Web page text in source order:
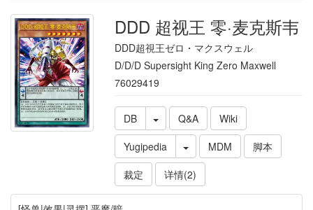
DDD 超视王 零·麦克斯韦
DDD超視王ゼロ・マクスウェル
D/D/D Supersight King Zero Maxwell
76029419
DB Q&A
Wiki
Yugipedia
MDM
脚本
裁定
详情(2)